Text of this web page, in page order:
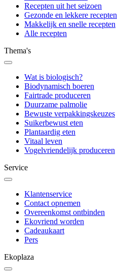
Recepten uit het seizoen
Gezonde en lekkere recepten
Makkelijk en snelle recepten
Alle recepten
Thema's
Wat is biologisch?
Biodynamisch boeren
Fairtrade produceren
Duurzame palmolie
Bewuste verpakkingskeuzes
Suikerbewust eten
Plantaardig eten
Vitaal leven
Vogelvriendelijk produceren
Service
Klantenservice
Contact opnemen
Overeenkomst ontbinden
Ekovriend worden
Cadeaukaart
Pers
Ekoplaza